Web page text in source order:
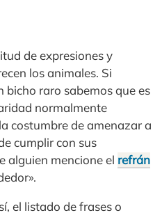
de expresiones y
los animales. Si
bicho raro sabemos que es
normalmente
costumbre de amenazar a
cumplir con sus
alguien mencione el refrán
el listado de frases o